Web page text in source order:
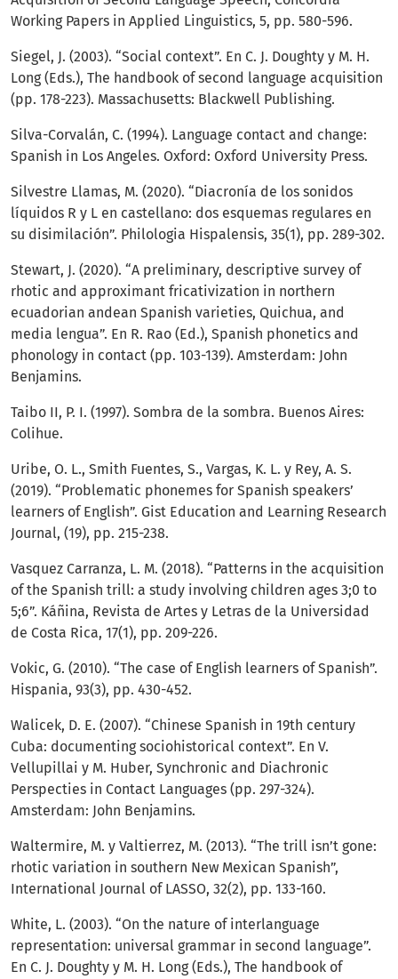
Working Papers in Applied Linguistics, 5, pp. 580-596.
Siegel, J. (2003). “Social context”. En C. J. Doughty y M. H.
Long (Eds.), The handbook of second language acquisition
(pp. 178-223). Massachusetts: Blackwell Publishing.
Silva-Corvalán, C. (1994). Language contact and change:
Spanish in Los Angeles. Oxford: Oxford University Press.
Silvestre Llamas, M. (2020). “Diacronía de los sonidos
líquidos R y L en castellano: dos esquemas regulares en
su disimilación”. Philologia Hispalensis, 35(1), pp. 289-302.
Stewart, J. (2020). “A preliminary, descriptive survey of
rhotic and approximant fricativization in northern
ecuadorian andean Spanish varieties, Quichua, and
media lengua”. En R. Rao (Ed.), Spanish phonetics and
phonology in contact (pp. 103-139). Amsterdam: John
Benjamins.
Taibo II, P. I. (1997). Sombra de la sombra. Buenos Aires:
Colihue.
Uribe, O. L., Smith Fuentes, S., Vargas, K. L. y Rey, A. S.
(2019). “Problematic phonemes for Spanish speakers’
learners of English”. Gist Education and Learning Research
Journal, (19), pp. 215-238.
Vasquez Carranza, L. M. (2018). “Patterns in the acquisition
of the Spanish trill: a study involving children ages 3;0 to
5;6”. Káñina, Revista de Artes y Letras de la Universidad
de Costa Rica, 17(1), pp. 209-226.
Vokic, G. (2010). “The case of English learners of Spanish”.
Hispania, 93(3), pp. 430-452.
Walicek, D. E. (2007). “Chinese Spanish in 19th century
Cuba: documenting sociohistorical context”. En V.
Vellupillai y M. Huber, Synchronic and Diachronic
Perspecties in Contact Languages (pp. 297-324).
Amsterdam: John Benjamins.
Waltermire, M. y Valtierrez, M. (2013). “The trill isn’t gone:
rhotic variation in southern New Mexican Spanish”,
International Journal of LASSO, 32(2), pp. 133-160.
White, L. (2003). “On the nature of interlanguage
representation: universal grammar in second language”.
En C. J. Doughty y M. H. Long (Eds.), The handbook of